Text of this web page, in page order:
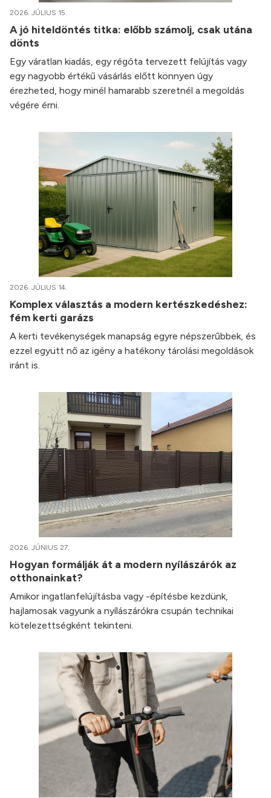
2026. JÚLIUS 15.
A jó hiteldöntés titka: előbb számolj, csak utána
dönts
Egy váratlan kiadás, egy régóta tervezett felújítás vagy
egy nagyobb értékű vásárlás előtt könnyen úgy
érezheted, hogy minél hamarabb szeretnél a megoldás
végére érni.
2026. JÚLIUS 14.
Komplex választás a modern kertészkedéshez:
fém kerti garázs
A kerti tevékenységek manapság egyre népszerűbbek, és
ezzel együtt nő az igény a hatékony tárolási megoldások
iránt is.
2026. JÚNIUS 27.
Hogyan formálják át a modern nyílászárók az
otthonainkat?
Amikor ingatlanfelújításba vagy -építésbe kezdünk,
hajlamosak vagyunk a nyílászárókra csupán technikai
kötelezettségként tekinteni.